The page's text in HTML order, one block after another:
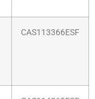
CAS113366ESF